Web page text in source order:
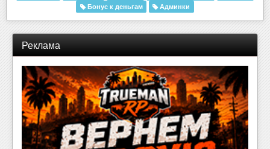
Бонус к деньгам
Админки
Реклама